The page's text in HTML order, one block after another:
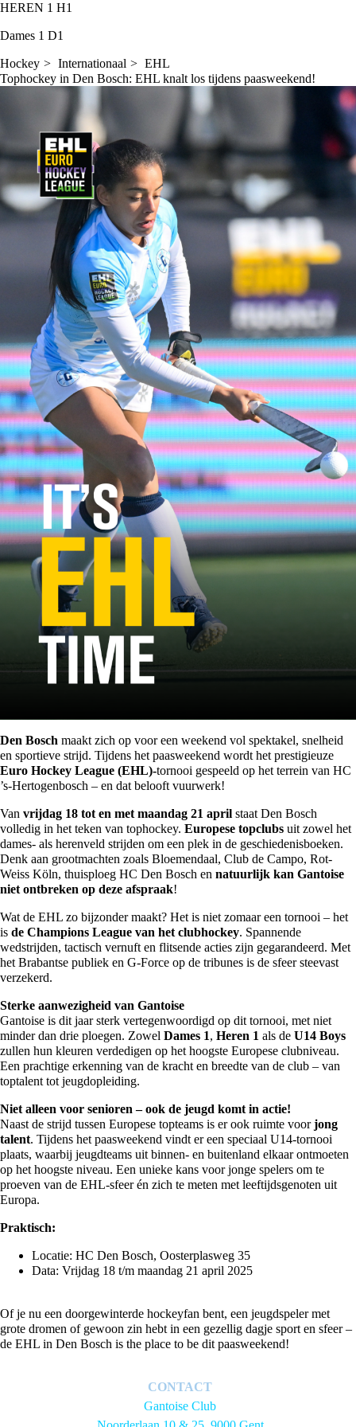
HEREN 1 H1
Dames 1 D1
Hockey Internationaal
EHL
Tophockey in Den Bosch: EHL knalt los tijdens paasweekend!
Den Bosch maakt zich op voor een weekend vol spektakel, snelheid
en sportieve strijd. Tijdens het paasweekend wordt het prestigieuze
Euro Hockey League (EHL)-tornooi gespeeld op het terrein van HC
’s-Hertogenbosch – en dat belooft vuurwerk!
Van vrijdag 18 tot en met maandag 21 april staat Den Bosch
volledig in het teken van tophockey. Europese topclubs uit zowel het
dames- als herenveld strijden om een plek in de geschiedenisboeken.
Denk aan grootmachten zoals Bloemendaal, Club de Campo, Rot-
Weiss Köln, thuisploeg HC Den Bosch en natuurlijk kan Gantoise
niet ontbreken op deze afspraak!
Wat de EHL zo bijzonder maakt? Het is niet zomaar een tornooi – het
is de Champions League van het clubhockey. Spannende
wedstrijden, tactisch vernuft en flitsende acties zijn gegarandeerd. Met
het Brabantse publiek en G-Force op de tribunes is de sfeer steevast
verzekerd.
Sterke aanwezigheid van Gantoise
Gantoise is dit jaar sterk vertegenwoordigd op dit tornooi, met niet
minder dan drie ploegen. Zowel Dames 1, Heren 1 als de U14 Boys
zullen hun kleuren verdedigen op het hoogste Europese clubniveau.
Een prachtige erkenning van de kracht en breedte van de club – van
toptalent tot jeugdopleiding.
Niet alleen voor senioren – ook de jeugd komt in actie!
Naast de strijd tussen Europese topteams is er ook ruimte voorjong
talent. Tijdens het paasweekend vindt er een speciaal U14-tornooi
plaats, waarbij jeugdteams uit binnen- en buitenland elkaar ontmoeten
op het hoogste niveau. Een unieke kans voor jonge spelers om te
proeven van de EHL-sfeer én zich te meten met leeftijdsgenoten uit
Europa.
Praktisch:
Locatie: HC Den Bosch, Oosterplasweg 35
Data: Vrijdag 18 t/m maandag 21 april 2025
Of je nu een doorgewinterde hockeyfan bent, een jeugdspeler met
grote dromen of gewoon zin hebt in een gezellig dagje sport en sfeer –
de EHL in Den Bosch is the place to be dit paasweekend!
CONTACT
Gantoise Club